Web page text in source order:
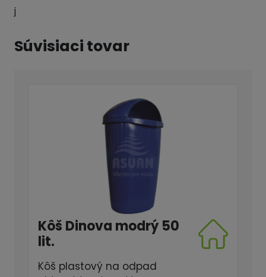
j
Súvisiaci tovar
Kôš Dinova modrý 50
lit.
Kôš plastový na odpad